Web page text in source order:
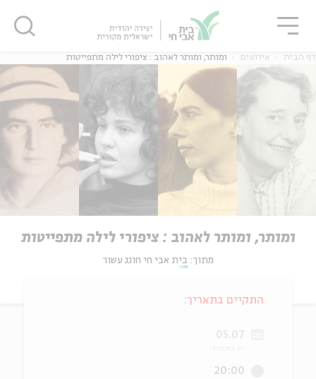
דף הבית אירועים ומותר, ומותר לאהוב : ציפורי לילה מתפייטות
ומותר, ומותר לאהוב : ציפורי לילה מתפייטות
מתוך: בית אבי חי חוגג עשור
התקיים בתאריך:
05.07
20:00
סגור